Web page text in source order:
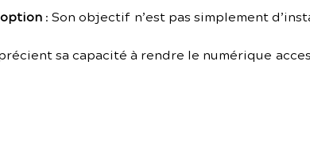
: Son objectif n’est pas simplement
sa capacité à rendre le numérique